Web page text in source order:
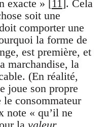
» [ 11 ]. Cela
soit une
comporter une
la forme de
est première, et
marchandise, la
(En réalité,
joue son propre
le consommateur
note « qu’il ne